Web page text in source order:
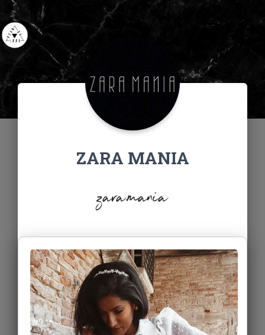
ZARA MANIA
zara.mania